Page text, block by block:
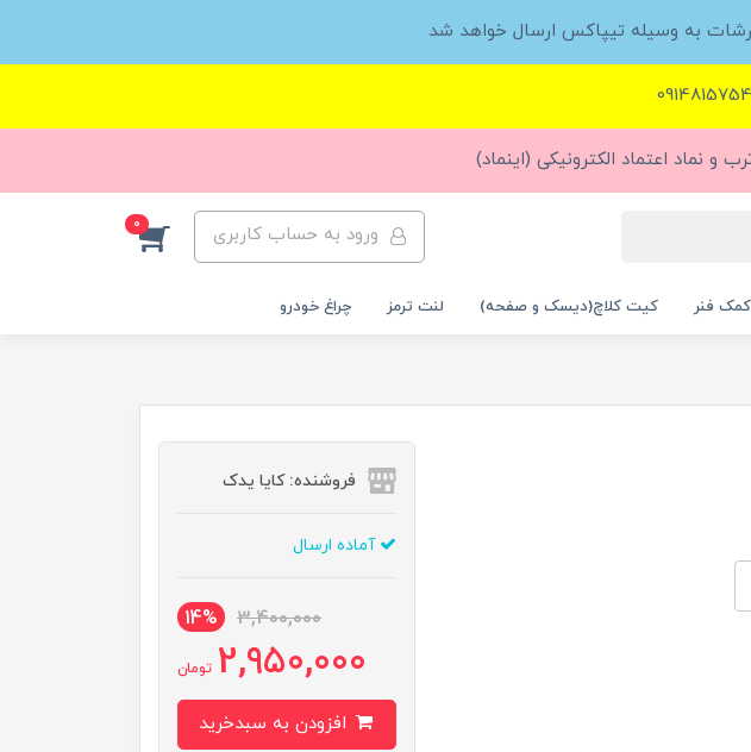
به وسیله تیپاکس ارسال خواهد شد
و نماد اعتماد الکترونیکی (اینماد)
ورود به حساب کاربری 0
کمک فنر کیت کلاچ(دیسک و صفحه) لنت ترمز چراغ خودرو
فروشنده: کایا یدک
آماده ارسال
3,400,000
14%
2,950,000 تومان